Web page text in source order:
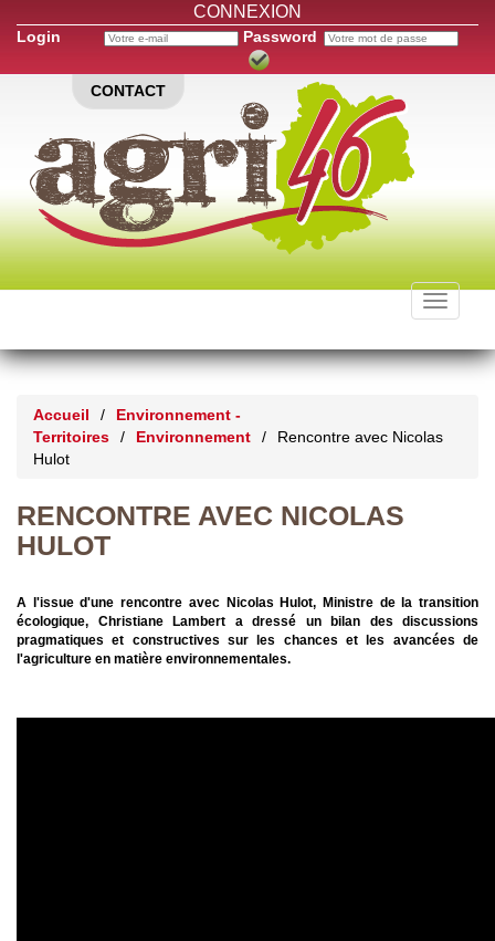
CONNEXION
Login Password
CONTACT
Toggle
Accueil /
Environnement -
Territoires
/ Environnement /
Rencontre avec Nicolas
Hulot
RENCONTRE AVEC NICOLAS
HULOT
A l'issue d'une rencontre avec Nicolas Hulot, Ministre de la transition
écologique, Christiane Lambert a dressé un bilan des discussions
pragmatiques et constructives sur les chances et les avancées de
l'agriculture en matière environnementales.